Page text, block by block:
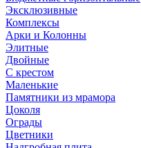
Эксклюзивные
Комплексы
Арки и Колонны
Элитные
Двойные
С крестом
Маленькие
Памятники из мрамора
Цоколя
Ограды
Цветники